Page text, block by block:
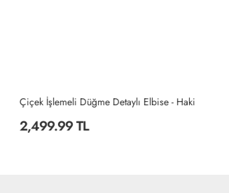
Çiçek İşlemeli Düğme Detaylı Elbise - Haki
2,499.99 TL